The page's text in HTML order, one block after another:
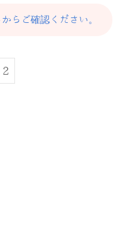
らご確認ください。
2